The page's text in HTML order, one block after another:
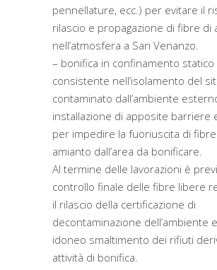
pennellature, ecc.) per evitare il
rilascio e propagazione di fibre di
nell’atmosfera a San Venanzo.
– bonifica in confinamento statico
consistente nell’isolamento del
contaminato dall’ambiente
installazione di apposite barriere
per impedire la fuoriuscita di
amianto dall’area da bonificare.
Al termine delle lavorazioni è
controllo finale delle fibre libere
il rilascio della certificazione di
decontaminazione dell’ambiente
idoneo smaltimento dei rifiuti
attività di bonifica.